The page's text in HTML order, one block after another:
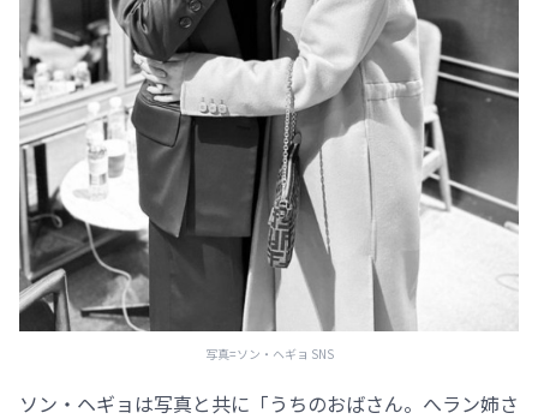
写真=ソン・ヘギョ SNS
ソン・ヘギョは写真と共に「うちのおばさん。へラン姉さ